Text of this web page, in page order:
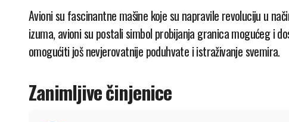
Avioni su fascinantne mašine koje su napravile revoluciju u načinu na koji putujemo i povezujemo svijet. Od njihovog
izuma, avioni su postali simbol probijanja granica mogućeg i
omogućiti još nevjerovatnije poduhvate i istraživanje svemira.
Zanimljive činjenice